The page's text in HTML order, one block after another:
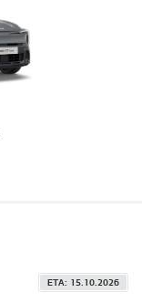
ETA: 15.10.2026